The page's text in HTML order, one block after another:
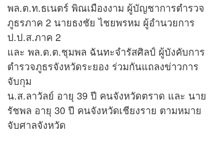
พล.ต.ท.ธเนตร์ พิณเมืองงาม ผู้บัญชาการตำรวจ
ภูธรภาค 2 นายธงชัย ไชยพรหม ผู้อำนวยการ
ป.ป.ส.ภาค 2
และ พล.ต.ต.ชุมพล ฉันทะจำรัสศิลป์ ผู้บังคับการ
ตำรวจภูธรจังหวัดระยอง ร่วมกันแถลงข่าวการ
จับกุม
น.ส.ลาวัลย์ อายุ 39 ปี คนจังหวัดตราด และ นาย
รัชพล อายุ 30 ปี คนจังหวัดเชียงราย ตามหมาย
จับศาลจังหวัด